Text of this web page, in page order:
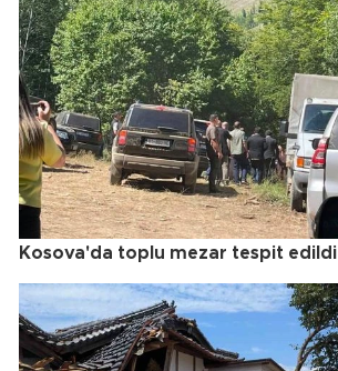
Kosova'da toplu mezar tespit edildi